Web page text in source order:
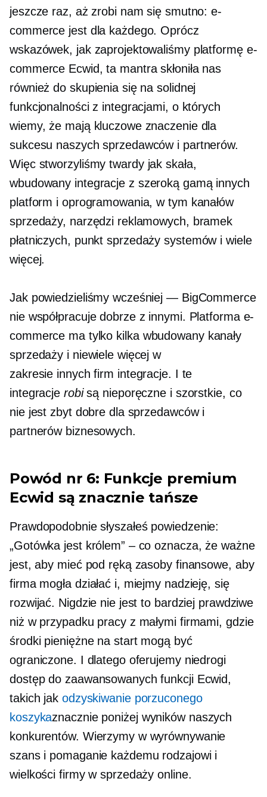
jeszcze raz, aż zrobi nam się smutno: e-
commerce jest dla każdego. Oprócz
wskazówek, jak zaprojektowaliśmy platformę e-
commerce Ecwid, ta mantra skłoniła nas
również do skupienia się na solidnej
funkcjonalności z integracjami, o których
wiemy, że mają kluczowe znaczenie dla
sukcesu naszych sprzedawców i partnerów.
Więc stworzyliśmytwardy jak skała,
wbudowany integracje z szeroką gamą innych
platform i oprogramowania, w tym kanałów
sprzedaży, narzędzi reklamowych, bramek
płatniczych, punkt sprzedaży systemów i wiele
więcej.
Jak powiedzieliśmy wcześniej — BigCommerce
nie współpracuje dobrze z innymi. Platforma e-
commerce ma tylko kilka wbudowanykanały
sprzedaży i niewiele więcej w
zakresie innych firm integracje. I te
integracje robisą nieporęczne i szorstkie, co
nie jest zbyt dobre dla sprzedawców i
partnerów biznesowych.
Powód nr 6: Funkcje premium
Ecwid są znacznie tańsze
Prawdopodobnie słyszałeś powiedzenie:
„Gotówka jest królem” – co oznacza, że ​​ważne
jest, aby mieć pod ręką zasoby finansowe, aby
firma mogła działać i, miejmy nadzieję, się
rozwijać. Nigdzie nie jest to bardziej prawdziwe
niż w przypadku pracy z małymi firmami, gdzie
środki pieniężne na start mogą być
ograniczone. I dlatego oferujemy niedrogi
dostęp do zaawansowanych funkcji Ecwid,
takich jak odzyskiwanie porzuconego
koszykaznacznie poniżej wyników naszych
konkurentów. Wierzymy w wyrównywanie
szans i pomaganie każdemu rodzajowi i
wielkości firmy w sprzedaży online.